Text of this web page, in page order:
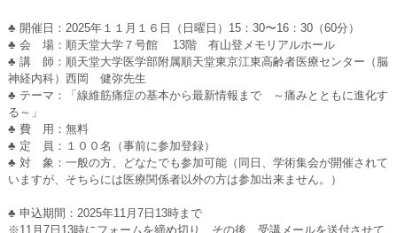
♣ 開催日 ：2025年１１月１６日（日曜日）15：30〜16：30（60分）
♣ 会 場：順天堂大学７号館 13階 有⼭登メモリアルホール
♣ 講 師：順天堂大学医学部附属順天堂東京江東高齢者医療センター（脳
神経内科）西岡 健弥先生
♣ テーマ：「線維筋痛症の基本から最新情報まで ～痛みとともに進化す
る～」
♣ 費 用：無料
♣ 定 員：１００名（事前に参加登録）
♣ 対 象：一般の方、どなたでも参加可能（同日、学術集会が開催されて
いますが、そちらには医療関係者以外の方は参加出来ません。）
♣ 申込期間：2025年11月7日13時まで
※11月7日13時にフォームを締め切り、その後、受講メールを送付させて